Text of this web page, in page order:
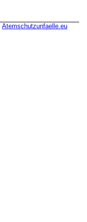
Atemschutzunfaelle.eu